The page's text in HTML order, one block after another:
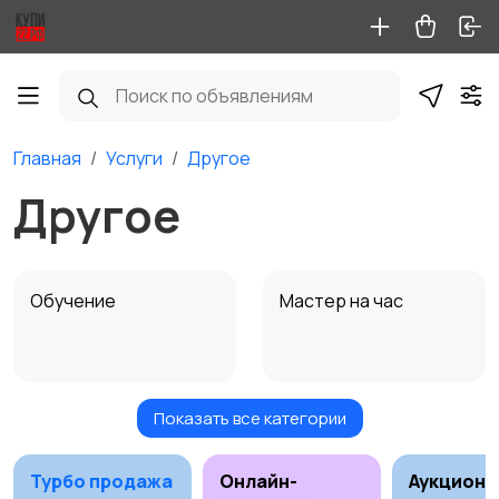
Главная Услуги Другое
Другое
Обучение Мастер на час
Красота и здоровье Перевозки
Показать все категории
Турбо продажа
Онлайн-
Аукционы